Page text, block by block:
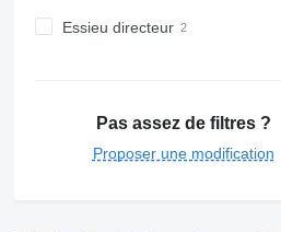
Essieu directeur
Pas assez de filtres ?
Proposer une modification